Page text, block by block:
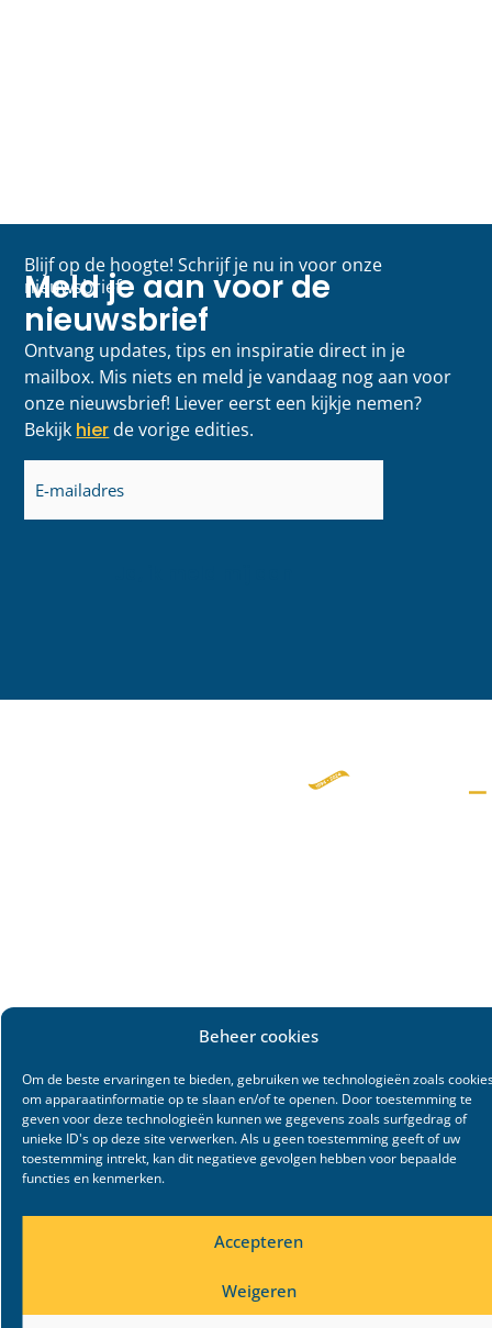
Beheer cookies
Om de beste ervaringen te bieden, gebruiken we technologieën zoals
om apparaatinformatie op te slaan en/of te openen. Door toestemming te
geven voor deze technologieën kunnen we gegevens zoals surfgedrag of
unieke ID's op deze site verwerken. Als u geen toestemming geeft of uw
toestemming intrekt, kan dit negatieve gevolgen hebben voor bepaalde
functies en kenmerken.
Accepteren
Weigeren
Blijf op de hoogte! Schrijf je nu in voor onze
nieuwsbrief
Meld je aan voor de
nieuwsbrief
Ontvang updates, tips en inspiratie direct in je
mailbox. Mis niets en meld je vandaag nog aan voor
onze nieuwsbrief! Liever eerst een kijkje nemen?
Bekijk hier de vorige edities.
E-
mailadres
(Vereist)